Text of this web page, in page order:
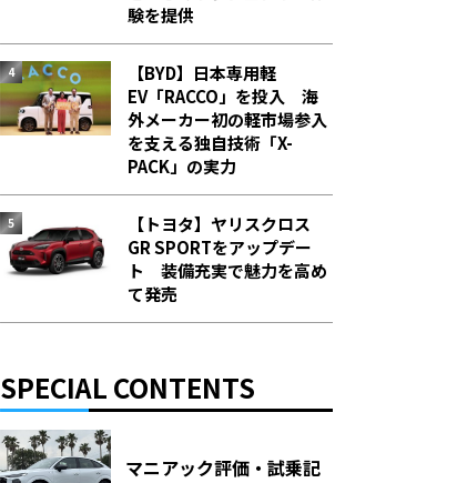
験を提供
【BYD】日本専用軽
EV「RACCO」を投入 海
外メーカー初の軽市場参入
を支える独自技術「X-
PACK」の実力
【トヨタ】ヤリスクロス
GR SPORTをアップデー
ト 装備充実で魅力を高め
て発売
SPECIAL CONTENTS
マニアック評価・試乗記